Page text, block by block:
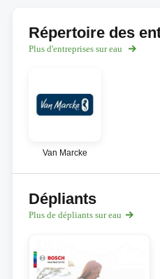
Répertoire des
Plus d'entreprises sur eau
Van Marcke
Dépliants
Plus de dépliants sur eau